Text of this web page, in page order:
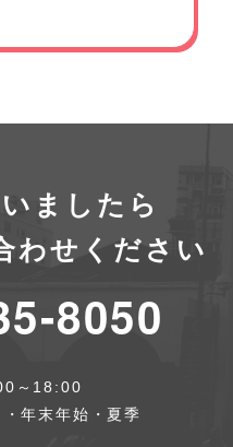
ましたら
わせください
8050
～18:00
年末年始・夏季